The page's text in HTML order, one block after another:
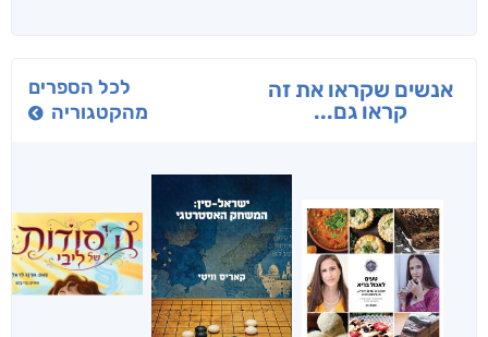
אנשים שקראו את זה
קראו גם...
לכל הספרים
מהקטגוריה